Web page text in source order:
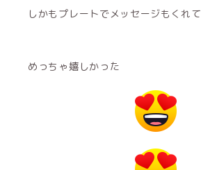
しかもプレートでメッセージもくれて
めっちゃ嬉しかった